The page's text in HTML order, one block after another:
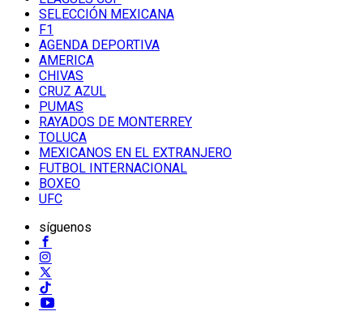
SELECCIÓN MEXICANA
F1
AGENDA DEPORTIVA
AMERICA
CHIVAS
CRUZ AZUL
PUMAS
RAYADOS DE MONTERREY
TOLUCA
MEXICANOS EN EL EXTRANJERO
FUTBOL INTERNACIONAL
BOXEO
UFC
síguenos